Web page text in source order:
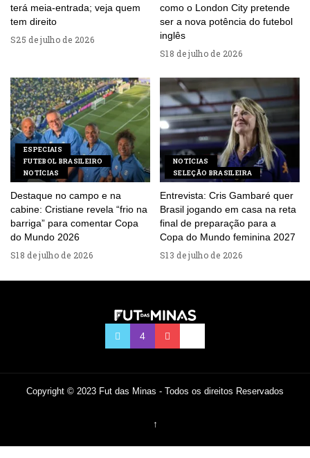
terá meia-entrada; veja quem
tem direito
25 de julho de 2026
como o London City pretende
ser a nova potência do futebol
inglês
18 de julho de 2026
ESPECIAIS
FUTEBOL BRASILEIRO
NOTÍCIAS
Destaque no campo e na
cabine: Cristiane revela “frio na
barriga” para comentar Copa
do Mundo 2026
18 de julho de 2026
NOTÍCIAS
SELEÇÃO BRASILEIRA
Entrevista: Cris Gambaré quer
Brasil jogando em casa na reta
final de preparação para a
Copa do Mundo feminina 2027
13 de julho de 2026
Copyright © 2023 Fut das Minas - Todos os direitos Reservados
↑